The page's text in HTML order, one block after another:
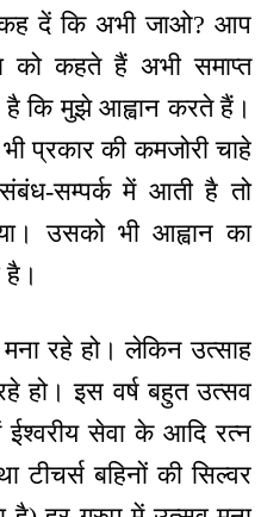
कह दें कि अभी जाओ? आप
को कहते हैं अभी समाप्त
है कि मुझे आह्वान करते हैं।
प्रकार की कमजोरी चाहे
सम्पर्क में आती है तो
उसको भी आह्वान का
है।
रहे हो। लेकिन उत्साह
हो। इस वर्ष बहुत उत्सव
सेवा के आदि रत्न
टीचर्स बहिनों की सिल्वर